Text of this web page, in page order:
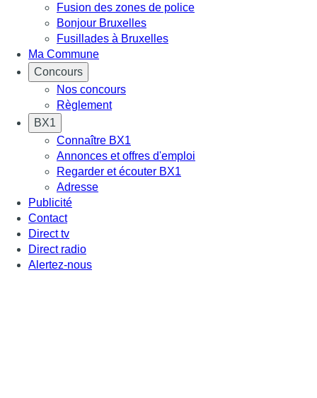
Fusion des zones de police
Bonjour Bruxelles
Fusillades à Bruxelles
Ma Commune
Concours
Nos concours
Règlement
BX1
Connaître BX1
Annonces et offres d'emploi
Regarder et écouter BX1
Adresse
Publicité
Contact
Direct tv
Direct radio
Alertez-nous